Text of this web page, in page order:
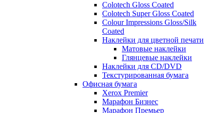
Colotech Gloss Coated
Colotech Super Gloss Coated
Colour Impressions Gloss/Silk
Coated
Наклейки для цветной печати
Матовые наклейки
Глянцевые наклейки
Наклейки для CD/DVD
Текстурированная бумага
Офисная бумага
Xerox Premier
Марафон Бизнес
Марафон Премьер